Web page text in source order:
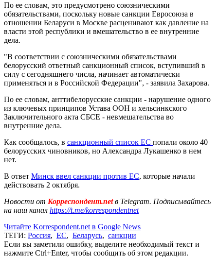
По ее словам, это предусмотрено союзническими
обязательствами, поскольку новые санкции Евросоюза в
отношении Беларуси в Москве расценивают как давление на
власти этой республики и вмешательство в ее внутренние
дела.
"В соответствии с союзническими обязательствами
белорусский ответный санкционный список, вступивший в
силу с сегодняшнего числа, начинает автоматически
применяться и в Российской Федерации", - заявила Захарова.
По ее словам, анттибелорусские санкции - нарушение одного
из ключевых принципов Устава ООН и хельсинкского
Заключительного акта СБСЕ - невмешательства во
внутренние дела.
Как сообщалось, в санкционный список ЕС попали около 40
белорусских чиновников, но Александра Лукашенко в нем
нет.
В ответ Минск ввел санкции против ЕС, которые начали
действовать 2 октября.
Новости от Корреспондент.netв Telegram. Подписывайтесь
на наш канал https://t.me/korrespondentnet
Читайте Korrespondent.net в Google News
ТЕГИ: Россия, ЕС, Беларусь, санкции
Если вы заметили ошибку, выделите необходимый текст и
нажмите Ctrl+Enter, чтобы сообщить об этом редакции.